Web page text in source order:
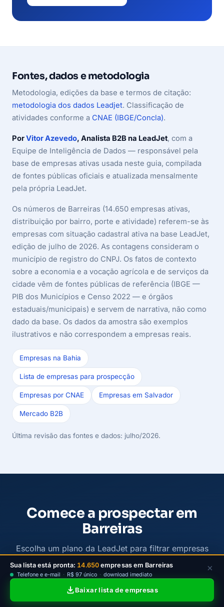
Fontes, dados e metodologia
Metodologia, edições da base e termos de citação:
metodologia dos dados Leadjet. Classificação de
atividades conforme a CNAE (IBGE/Concla).
PorVitor Azevedo, Analista B2B na LeadJet, com a
Equipe de Inteligência de Dados — responsável pela
base de empresas ativas usada neste guia, compilada
de fontes públicas oficiais e atualizada mensalmente
pela própria LeadJet.
Os números de Barreiras (14.650 empresas ativas,
distribuição por bairro, porte e atividade) referem-se às
empresas com situação cadastral ativa na base LeadJet,
edição de julho de 2026. As contagens consideram o
município de registro do CNPJ. Os fatos de contexto
sobre a economia e a vocação agrícola e de serviços da
cidade vêm de fontes públicas de referência (IBGE —
PIB dos Municípios e Censo 2022 — e órgãos
estaduais/municipais) e servem de narrativa, não como
dado da base. Os dados da amostra são exemplos
ilustrativos e não correspondem a empresas reais.
Empresas na Bahia
Lista de empresas para prospecção
Empresas por CNAE Empresas em Salvador
Mercado B2B
Última revisão das fontes e dados: julho/2026.
Comece a prospectar em
Barreiras
Escolha um plano da LeadJet para filtrar empresas
ativas de Barreiras por bairro e atividade, baixar
contatos e iniciar a prospecção B2B com mais
clareza.
Sua lista está pronta: 14.650empresas em Barreiras
Telefone e e-mail · R$ 97 único · download imediato
Baixar lista de empresas
×